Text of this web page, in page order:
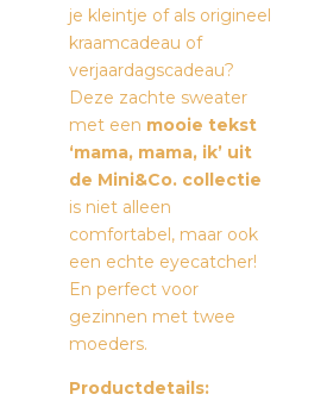
je kleintje of als origineel
kraamcadeau of
verjaardagscadeau?
Deze zachte sweater
met een mooie tekst
‘mama, mama, ik’ uit
de Mini&Co. collectie
is niet alleen
comfortabel, maar ook
een echte eyecatcher!
En perfect voor
gezinnen met twee
moeders.
Productdetails: